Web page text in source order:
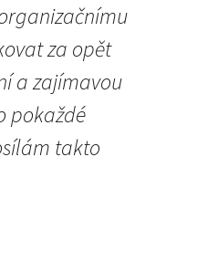
za opět
a zajímavou
pokaždé
takto